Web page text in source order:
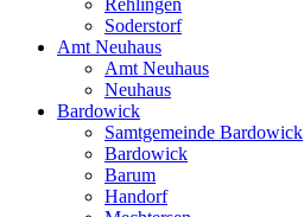
Rehlingen
Soderstorf
Amt Neuhaus
Amt Neuhaus
Neuhaus
Bardowick
Samtgemeinde Bardowick
Bardowick
Barum
Handorf